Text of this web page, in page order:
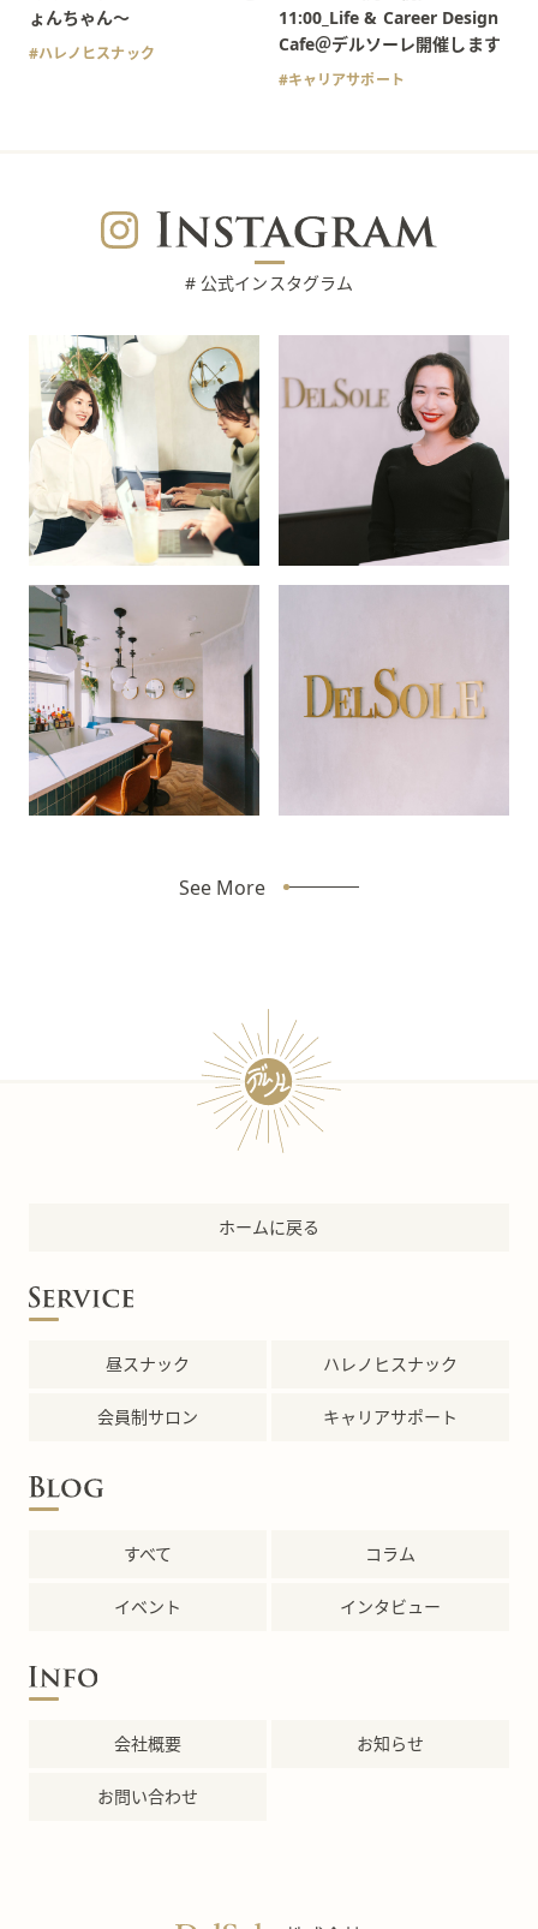
ょんちゃん〜
ハレノヒスナック
11:00_Life & Career Design
Cafe＠デルソーレ開催します
キャリアサポート
# 公式インスタグラム
See More
ホームに戻る
昼スナック ハレノヒスナック
会員制サロン キャリアサポート
すべて コラム
イベント インタビュー
会社概要 お知らせ
お問い合わせ